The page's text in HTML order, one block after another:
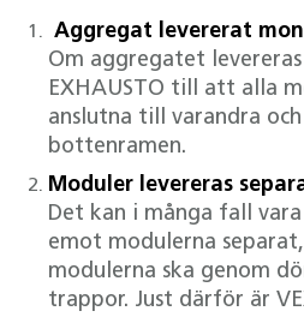
Aggregat levererat
Om aggregatet
EXHAUSTO till att alla
anslutna till varandra
bottenramen.
Moduler levereras
Det kan i många fall
emot modulerna
modulerna ska genom
trappor. Just därför är